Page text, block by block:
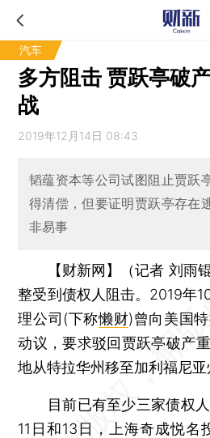
汽车
多方阻击 贾跃亭破
战
2019年12月14日 08:43
韬蕴资本等公司试图阻止贾跃
得清偿，但要证明贾跃亭存在
非易事
【财新网】（记者 刘雨锟
整受到债权人阻击。2019年
理公司(下称懒财)曾向美国
动议，要求驳回贾跃亭破产
地从特拉华州移至加利福尼亚
目前已有至少三家债权人
11日和13日，上海奇成悦名